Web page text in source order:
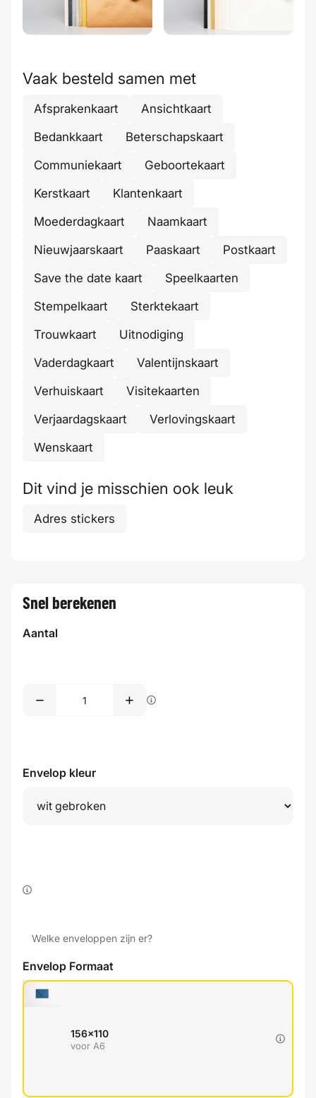
Vaak besteld samen met
Afsprakenkaart
Ansichtkaart
Bedankkaart
Beterschapskaart
Communiekaart
Geboortekaart
Kerstkaart
Klantenkaart
Moederdagkaart
Naamkaart
Nieuwjaarskaart
Paaskaart
Postkaart
Save the date kaart
Speelkaarten
Stempelkaart
Sterktekaart
Trouwkaart
Uitnodiging
Vaderdagkaart
Valentijnskaart
Verhuiskaart
Visitekaarten
Verjaardagskaart
Verlovingskaart
Wenskaart
Dit vind je misschien ook leuk
Adres stickers
Snel berekenen
Aantal
Envelop kleur
Welke enveloppen zijn er?
Envelop Formaat
156x110
voor A6